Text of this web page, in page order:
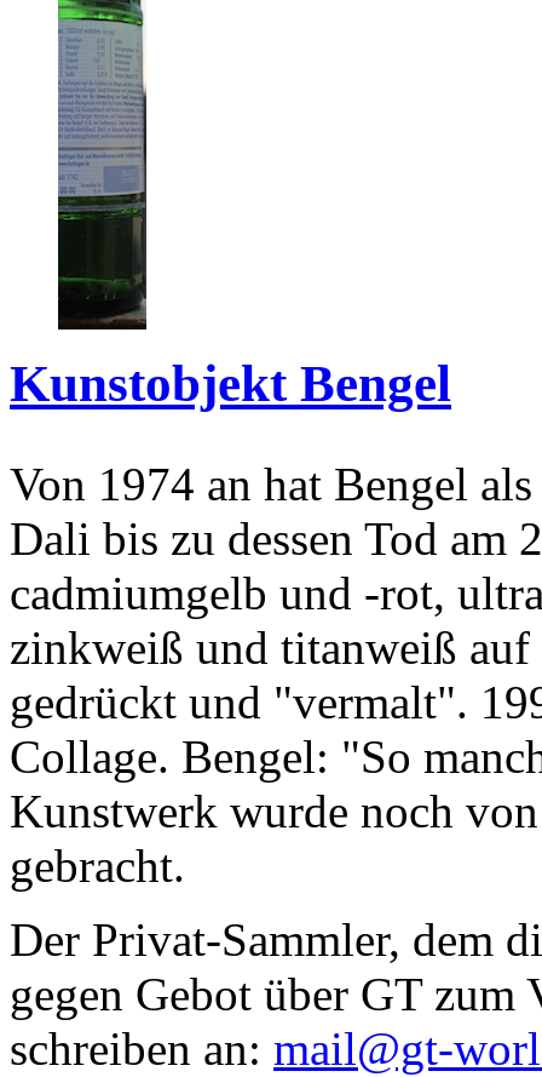
Kunstobjekt Bengel
Von 1974 an hat Bengel
Dali bis zu dessen Tod am
cadmiumgelb und -rot,
zinkweiß und titanweiß
gedrückt und "vermalt".
Collage. Bengel: "So
Kunstwerk wurde noch
gebracht.
Der Privat-Sammler, dem
gegen Gebot über GT zum
schreiben an: mail@gt-